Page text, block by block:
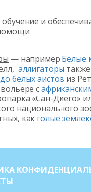
и
— например Белые
аллигаторы
белых аистов из
с
«Сан-Диего»
национального
как голые